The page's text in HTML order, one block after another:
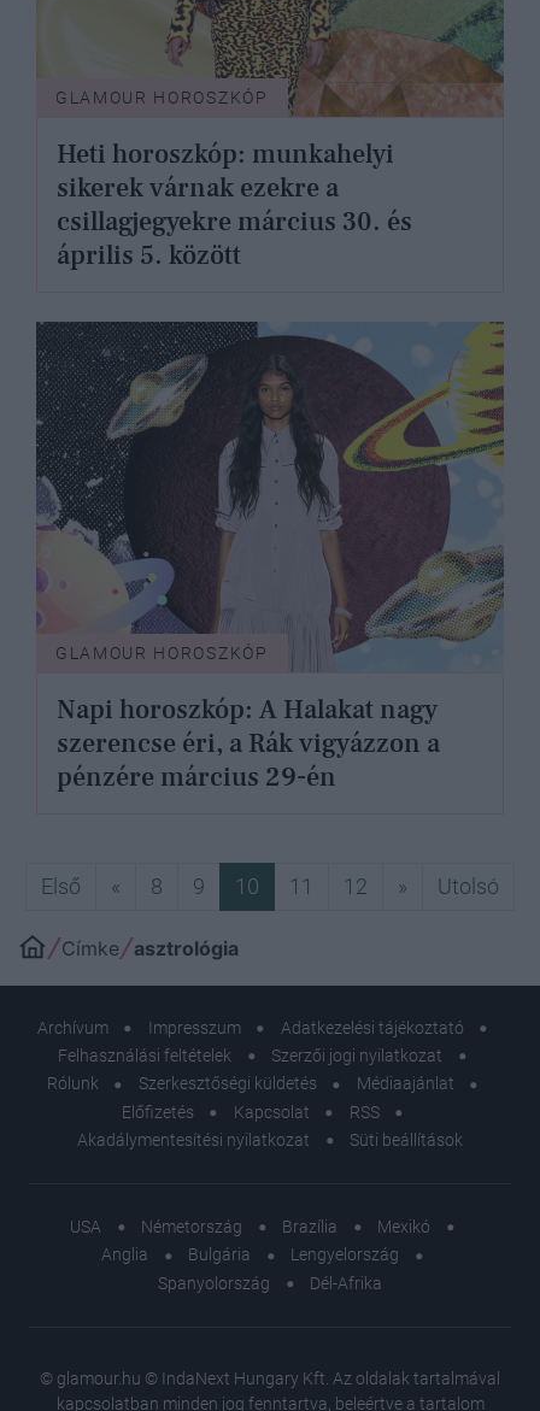
GLAMOUR HOROSZKÓP
Heti horoszkóp: munkahelyi
sikerek várnak ezekre a
csillagjegyekre március 30. és
április 5. között
GLAMOUR HOROSZKÓP
Napi horoszkóp: A Halakat nagy
szerencse éri, a Rák vigyázzon a
pénzére március 29-én
Első Első
« Előző
8 9 10 11 12 » Következő
Utolsó
Címke asztrológia
Archívum Impresszum
Adatkezelési tájékoztató
Felhasználási feltételek
Szerzői jogi nyilatkozat
Rólunk
Szerkesztőségi küldetés
Médiaajánlat
Előfizetés
Kapcsolat
RSS
Akadálymentesítési nyilatkozat
Süti beállítások
USA Németország Brazília
Mexikó
Anglia
Bulgária
Lengyelország
Spanyolország
Dél-Afrika
© glamour.hu © IndaNext Hungary Kft. Az oldalak tartalmával
kapcsolatban minden jog fenntartva, beleértve a tartalom